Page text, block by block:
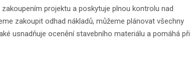
projektu a poskytuje plnou kontrolu nad
zakoupit odhad nákladů, můžeme plánovat všechny
usnadňuje ocenění stavebního materiálu a pomáhá při